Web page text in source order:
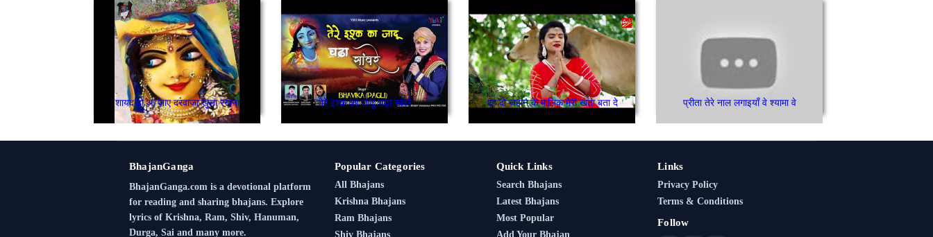
शायद वो आ जाए दरवाजा खुला रखना तेरे इश्क़ का जादू चढ़ा सांवरे एह दो जहान के मालिक मेरी खता बता दे प्रीता तेरे नाल लगाइयाँ वे श्यामा वे
BhajanGanga
BhajanGanga.com is a devotional platform
for reading and sharing bhajans. Explore
lyrics of Krishna, Ram, Shiv, Hanuman,
Durga, Sai and many more.
Popular Categories
All Bhajans
Krishna Bhajans
Ram Bhajans
Shiv Bhajans
Quick Links
Search Bhajans
Latest Bhajans
Most Popular
Add Your Bhajan
Links
Privacy Policy
Terms & Conditions
Follow